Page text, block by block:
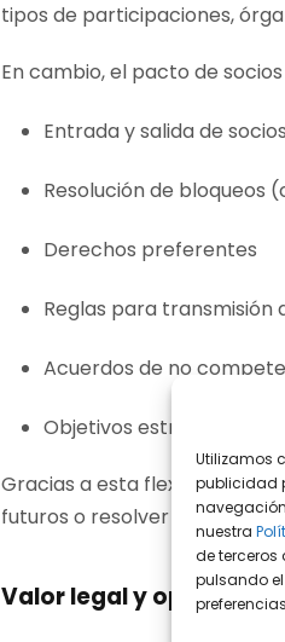
Utilizamos
publicidad
nuestra
de terceros
pulsando
tipos de participaciones,
En cambio, el pacto de
Entrada y salida de socios
Resolución de bloqueos
Derechos preferentes
Reglas para transmisión
Acuerdos de no
Objetivos estratégicos o
Gracias a esta flexibilidad,
futuros o resolver disputas
Valor legal y